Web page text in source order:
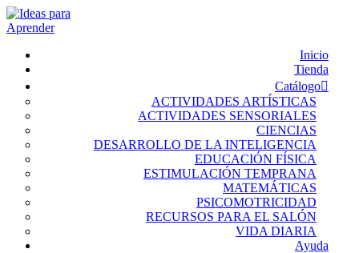
Inicio
Tienda
Catálogo
ACTIVIDADES ARTÍSTICAS
ACTIVIDADES SENSORIALES
CIENCIAS
DESARROLLO DE LA INTELIGENCIA
EDUCACIÓN FÍSICA
ESTIMULACIÓN TEMPRANA
MATEMÁTICAS
PSICOMOTRICIDAD
RECURSOS PARA EL SALÓN
VIDA DIARIA
Ayuda